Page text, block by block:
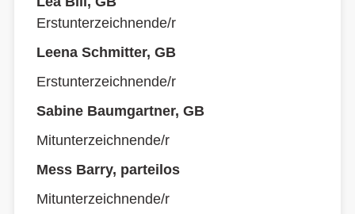
Erstunterzeichnende/r
Leena Schmitter, GB
Erstunterzeichnende/r
Sabine Baumgartner, GB
Mitunterzeichnende/r
Mess Barry, parteilos
Mitunterzeichnende/r